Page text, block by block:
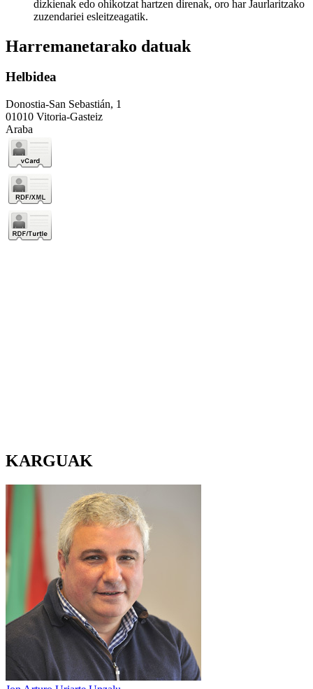
dizkienak edo ohikotzat hartzen direnak, oro har Jaurlaritzako
zuzendariei esleitzeagatik.
Harremanetarako datuak
Helbidea
Donostia-San Sebastián, 1
01010 Vitoria-Gasteiz
Araba
KARGUAK